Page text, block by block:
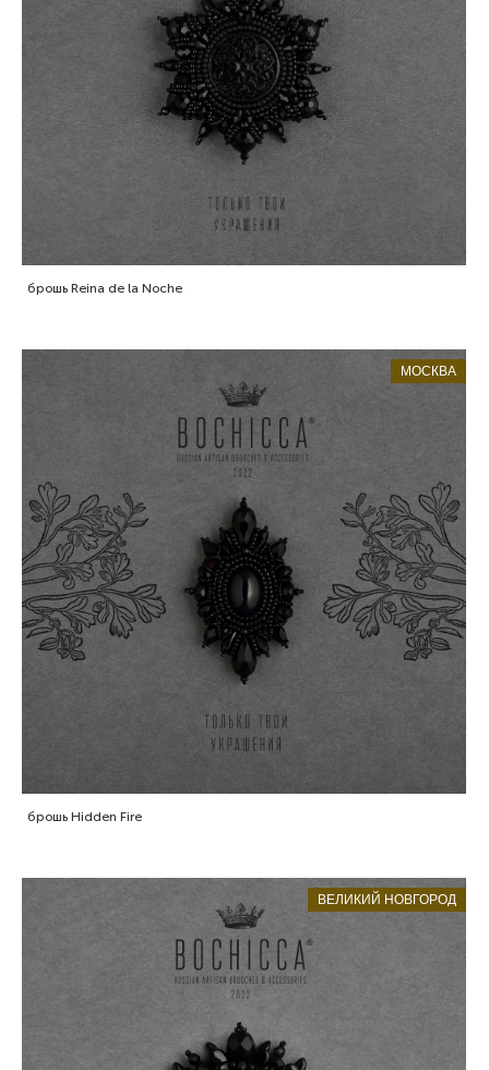
брошь Reina de la Noche
МОСКВА
брошь Hidden Fire
ВЕЛИКИЙ НОВГОРОД